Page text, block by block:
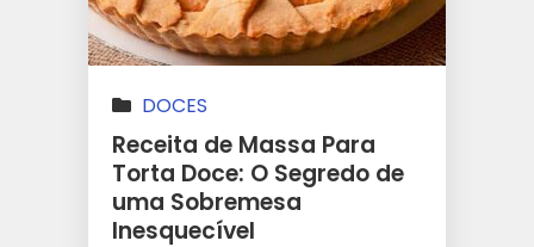
DOCES
Receita de Massa Para
Torta Doce: O Segredo de
uma Sobremesa
Inesquecível